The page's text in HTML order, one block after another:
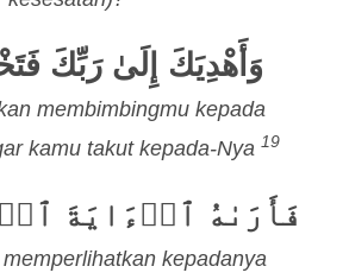
وَأَهْدِيَكَ إِلَىٰ رَبِّكَ
membimbingmu kepada
kamu takut kepada-Nya 19
فَأَرَىٰهُ ٱلۡءَايَةَ
kepadanya